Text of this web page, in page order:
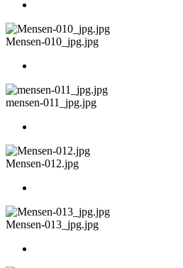
Mensen-010_jpg.jpg
mensen-011_jpg.jpg
Mensen-012.jpg
Mensen-013_jpg.jpg